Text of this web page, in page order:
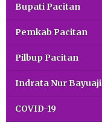
Bupati Pacitan
Pemkab Pacitan
Pilbup Pacitan
Indrata Nur Bayuaji
COVID-19